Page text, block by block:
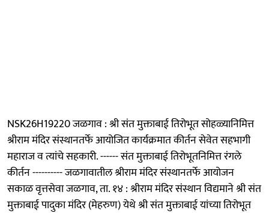
NSK26H19220 जळगाव : श्री संत मुक्ताबाई तिरोभूत सोहळ्यानिमित्त
श्रीराम मंदिर संस्थानतर्फे आयोजित कार्यक्रमात कीर्तन सेवेत सहभागी
महाराज व त्यांचे सहकारी. ------ संत मुक्ताबाई तिरोभूतनिमित्त रंगले
कीर्तन ---------- जळगावातील श्रीराम मंदिर संस्थानतर्फे आयोजन
सकाळ वृत्तसेवा जळगाव, ता. १४ : श्रीराम मंदिर संस्थान विद्यमाने श्री संत
मुक्ताबाई पादुका मंदिर (मेहरुण) येथे श्री संत मुक्ताबाई यांच्या तिरोभूत